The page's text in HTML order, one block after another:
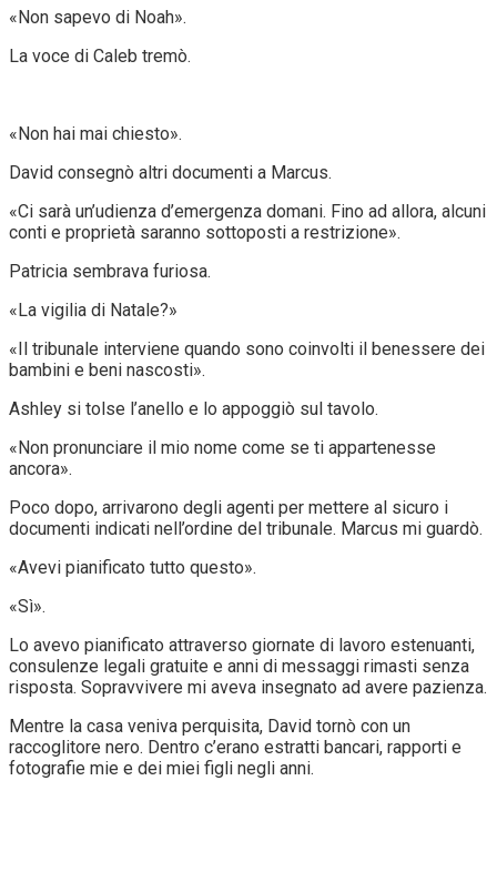
«Non sapevo di Noah».
La voce di Caleb tremò.
«Non hai mai chiesto».
David consegnò altri documenti a Marcus.
«Ci sarà un’udienza d’emergenza domani. Fino ad allora, alcuni
conti e proprietà saranno sottoposti a restrizione».
Patricia sembrava furiosa.
«La vigilia di Natale?»
«Il tribunale interviene quando sono coinvolti il benessere dei
bambini e beni nascosti».
Ashley si tolse l’anello e lo appoggiò sul tavolo.
«Non pronunciare il mio nome come se ti appartenesse
ancora».
Poco dopo, arrivarono degli agenti per mettere al sicuro i
documenti indicati nell’ordine del tribunale. Marcus mi guardò.
«Avevi pianificato tutto questo».
«Sì».
Lo avevo pianificato attraverso giornate di lavoro estenuanti,
consulenze legali gratuite e anni di messaggi rimasti senza
risposta. Sopravvivere mi aveva insegnato ad avere pazienza.
Mentre la casa veniva perquisita, David tornò con un
raccoglitore nero. Dentro c’erano estratti bancari, rapporti e
fotografie mie e dei miei figli negli anni.